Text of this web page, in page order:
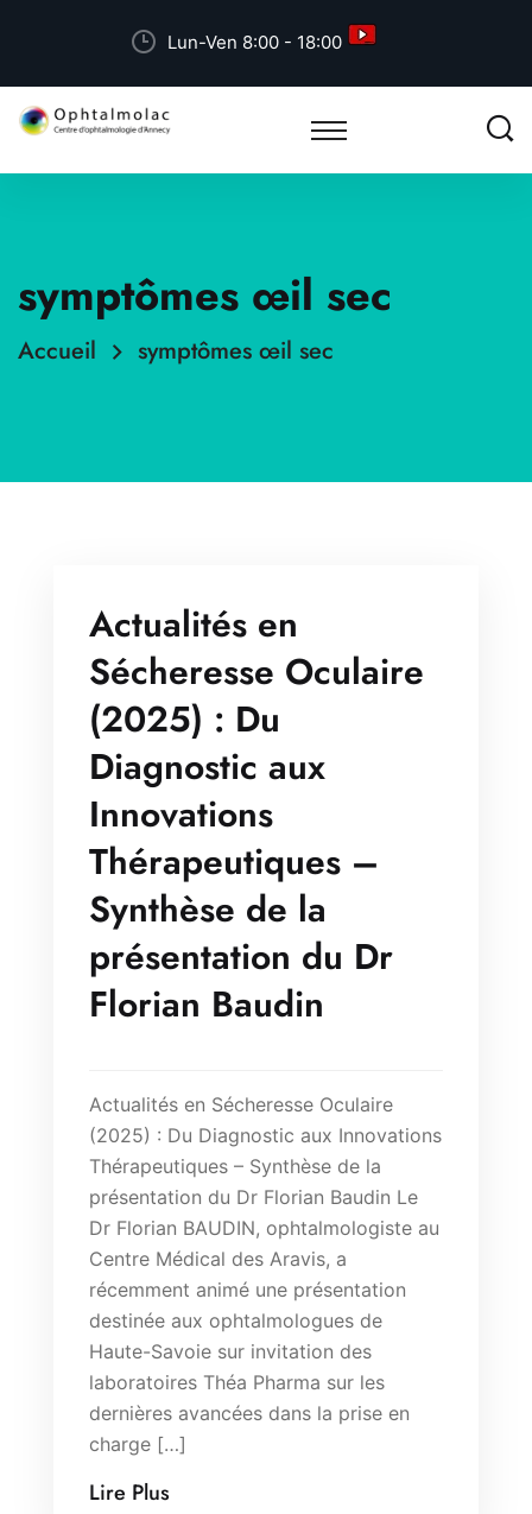
Lun-Ven 8:00 - 18:00
symptômes œil sec
Accueil symptômes œil sec
Actualités en
Sécheresse Oculaire
(2025) : Du
Diagnostic aux
Innovations
Thérapeutiques –
Synthèse de la
présentation du Dr
Florian Baudin
Actualités en Sécheresse Oculaire
(2025) : Du Diagnostic aux Innovations
Thérapeutiques – Synthèse de la
présentation du Dr Florian Baudin Le
Dr Florian BAUDIN, ophtalmologiste au
Centre Médical des Aravis, a
récemment animé une présentation
destinée aux ophtalmologues de
Haute-Savoie sur invitation des
laboratoires Théa Pharma sur les
dernières avancées dans la prise en
charge […]
Lire Plus